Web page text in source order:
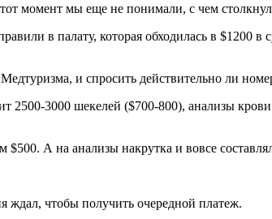
момент мы еще не понимали, с чем
в палату, которая обходилась в
и спросить действительно ли
2500-3000 шекелей ($700-800), анализы
А на анализы накрутка и вовсе
ждал, чтобы получить очередной платеж.